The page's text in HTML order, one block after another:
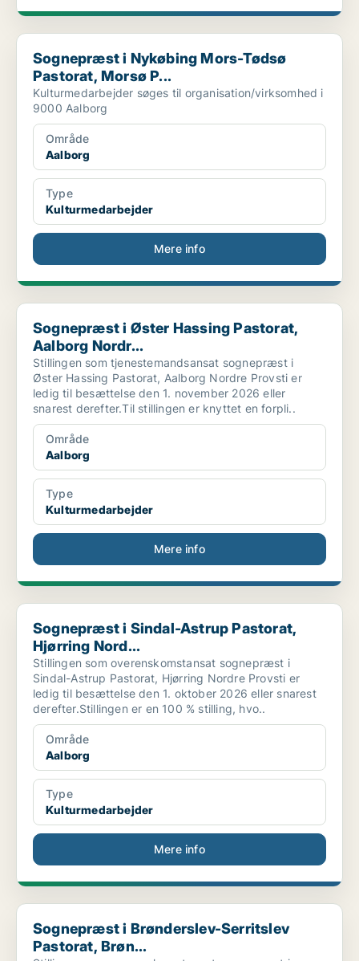
Sognepræst i Nykøbing Mors-Tødsø Pastorat, Morsø P...
Sognepræst i Nykøbing Mors-Tødsø
Pastorat, Morsø P...
Kulturmedarbejder søges til organisation/virksomhed i
9000 Aalborg
Område
Aalborg
Type
Kulturmedarbejder
Mere info
Sognepræst i Øster Hassing Pastorat, Aalborg Nordr...
Sognepræst i Øster Hassing Pastorat,
Aalborg Nordr...
Stillingen som tjenestemandsansat sognepræst i
Øster Hassing Pastorat, Aalborg Nordre Provsti er
ledig til besættelse den 1. november 2026 eller
snarest derefter.Til stillingen er knyttet en forpli..
Område
Aalborg
Type
Kulturmedarbejder
Mere info
Sognepræst i Sindal-Astrup Pastorat, Hjørring Nord...
Sognepræst i Sindal-Astrup Pastorat,
Hjørring Nord...
Stillingen som overenskomstansat sognepræst i
Sindal-Astrup Pastorat, Hjørring Nordre Provsti er
ledig til besættelse den 1. oktober 2026 eller snarest
derefter.Stillingen er en 100 % stilling, hvo..
Område
Aalborg
Type
Kulturmedarbejder
Mere info
Sognepræst i Brønderslev-Serritslev Pastorat, Brøn...
Sognepræst i Brønderslev-Serritslev
Pastorat, Brøn...